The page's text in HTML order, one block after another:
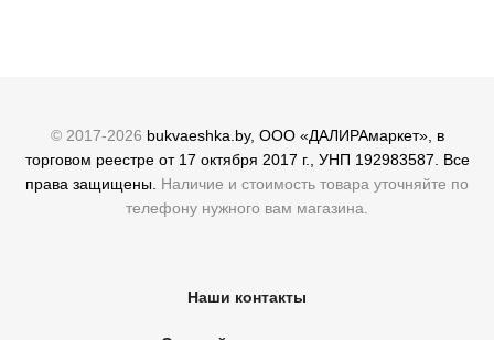
© 2017-2026 bukvaeshka.by, ООО «ДАЛИРАмаркет», в
торговом реестре от 17 октября 2017 г., УНП 192983587. Все
права защищены. Наличие и стоимость товара уточняйте по
телефону нужного вам магазина.
Наши контакты